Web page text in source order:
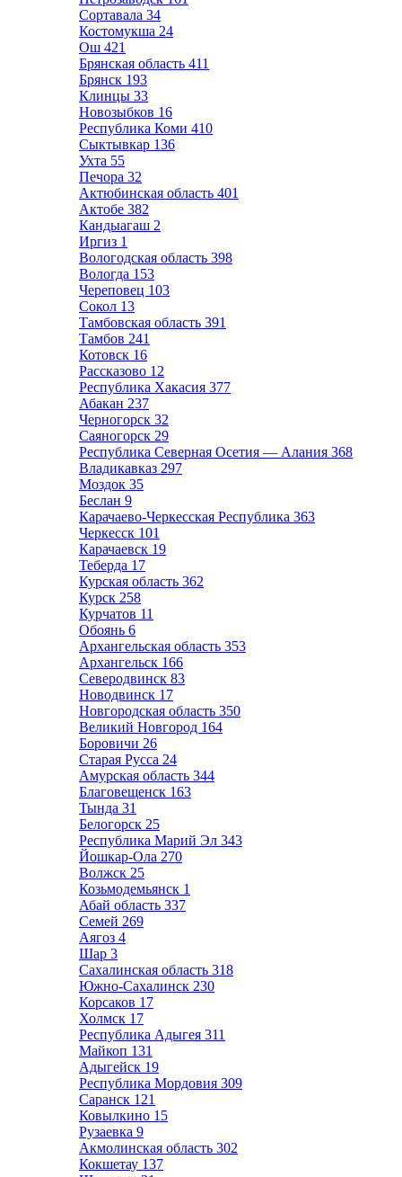
Сортавала 34
Костомукша 24
Ош 421
Брянская область 411
Брянск 193
Клинцы 33
Новозыбков 16
Республика Коми 410
Сыктывкар 136
Ухта 55
Печора 32
Актюбинская область 401
Актобе 382
Кандыагаш 2
Иргиз 1
Вологодская область 398
Вологда 153
Череповец 103
Сокол 13
Тамбовская область 391
Тамбов 241
Котовск 16
Рассказово 12
Республика Хакасия 377
Абакан 237
Черногорск 32
Саяногорск 29
Республика Северная Осетия — Алания 368
Владикавказ 297
Моздок 35
Беслан 9
Карачаево-Черкесская Республика 363
Черкесск 101
Карачаевск 19
Теберда 17
Курская область 362
Курск 258
Курчатов 11
Обоянь 6
Архангельская область 353
Архангельск 166
Северодвинск 83
Новодвинск 17
Новгородская область 350
Великий Новгород 164
Боровичи 26
Старая Русса 24
Амурская область 344
Благовещенск 163
Тында 31
Белогорск 25
Республика Марий Эл 343
Йошкар-Ола 270
Волжск 25
Козьмодемьянск 1
Абай область 337
Семей 269
Аягоз 4
Шар 3
Сахалинская область 318
Южно-Сахалинск 230
Корсаков 17
Холмск 17
Республика Адыгея 311
Майкоп 131
Адыгейск 19
Республика Мордовия 309
Саранск 121
Ковылкино 15
Рузаевка 9
Акмолинская область 302
Кокшетау 137